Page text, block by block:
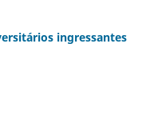
ingressantes